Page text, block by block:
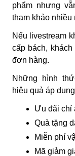
phẩm nhưng
tham khảo
Nếu livestream
cấp bách,
đơn hàng.
Những hình
hiệu quả áp
Ưu đãi chỉ
Quà tặng
Miễn phí
Mã giảm